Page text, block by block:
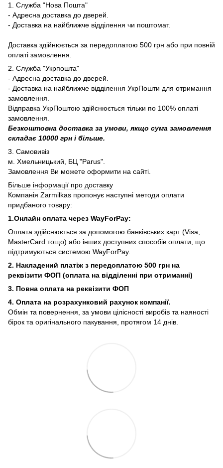
1. Служба “Нова Пошта"
- Адресна доставка до дверей.
- Доставка на найближче відділення чи поштомат.
Доставка здійнюється за передоплатою 500 грн або при повній
оплаті замовлення.
2. Служба "Укрпошта"
- Адресна доставка до дверей.
- Доставка на найближче відділення УкрПошти для отримання
замовлення.
Відправка УкрПоштою здійснюється тільки по 100% оплаті
замовлення.
Безкоштовна доставка за умови, якщо сума замовлення
складає 10000 грн і більше.
3. Самовивіз
м. Хмельницький, БЦ "Parus".
Замовлення Ви можете оформити на сайті.
Більше інформації про доставку
Компанія Zarmilkas пропонує наступні методи оплати
придбаного товару:
1.Онлайн оплата через WayForPay:
Оплата здійснюється за допомогою банківських карт (Visa,
MasterCard тощо) або інших доступних способів оплати, що
підтримуються системою WayForPay.
2. Накладений платіж з передоплатою 500 грн на
реквізити ФОП (оплата на відділенні при отриманні)
3. Повна оплата на реквізити ФОП
4. Оплата на розрахунковий рахунок компанії.
Обмін та повернення, за умови цілісності виробів та наяності
бірок та оригінального пакування, протягом 14 днів.